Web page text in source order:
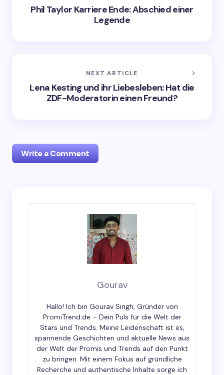
Phil Taylor Karriere Ende: Abschied einer
Legende
NEXT ARTICLE
Lena Kesting und ihr Liebesleben: Hat die
ZDF-Moderatorin einen Freund?
Write a Comment
Your Comment *
Gourav
Hallo! Ich bin Gourav Singh, Gründer von
PromiTrend.de – Dein Puls für die Welt der
Stars und Trends. Meine Leidenschaft ist es,
spannende Geschichten und aktuelle News aus
der Welt der Promis und Trends auf den Punkt
zu bringen. Mit einem Fokus auf gründliche
Recherche und authentische Inhalte sorge ich